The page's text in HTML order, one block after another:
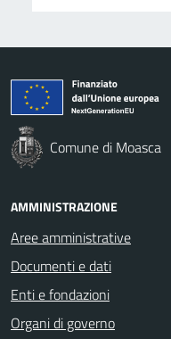
Comune di Moasca
AMMINISTRAZIONE
Aree amministrative
Documenti e dati
Enti e fondazioni
Organi di governo